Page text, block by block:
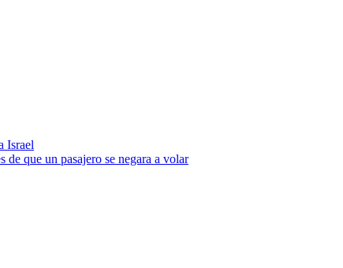
Israel
que un pasajero se negara a volar